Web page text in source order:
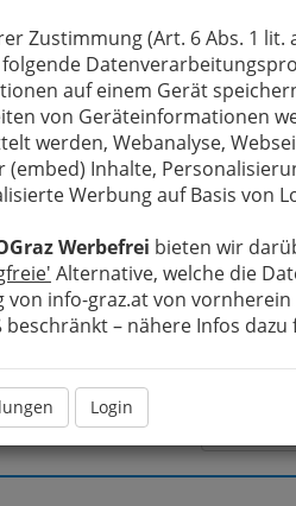
Zustimmung (Art. 6 Abs. 1 lit.
auf einem Gerät
von Geräteinformationen
werden, Webanalyse,
(embed) Inhalte,
Werbung auf Basis von
Werbefrei bieten wir
Alternative, welche die
von info-graz.at von
beschränkt – nähere Infos dazu
Login
bewahren, verwenden wir
Ihre Nachricht wird
Auer
Meine Nachricht